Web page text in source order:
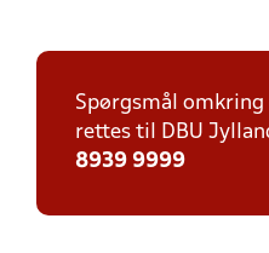
Spørgsmål omkring
rettes til DBU
8939 9999